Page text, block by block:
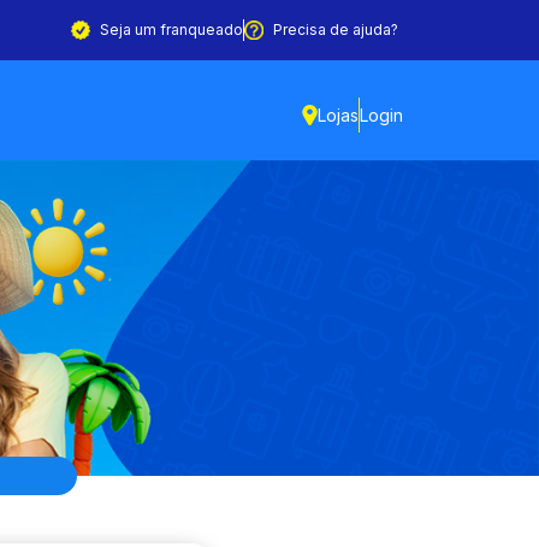
Seja um franqueado Precisa de ajuda?
LojasLogin